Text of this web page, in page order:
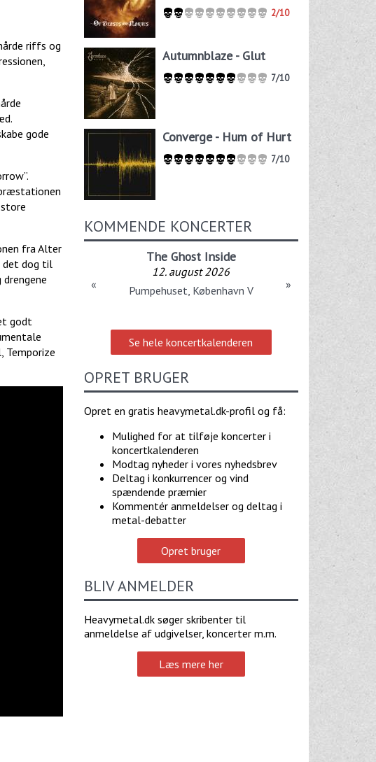
riffs og
gode
fra Alter
det dog til
godt
Temporize
2/10
Autumnblaze - Glut
7/10
Converge - Hum of Hurt
7/10
KOMMENDE KONCERTER
The Ghost Inside
12. august 2026
Pumpehuset, København V
« »
Se hele koncertkalenderen
OPRET BRUGER
Opret en gratis heavymetal.dk-profil og få:
Mulighed for at tilføje koncerter i
koncertkalenderen
Modtag nyheder i vores nyhedsbrev
Deltag i konkurrencer og vind
spændende præmier
Kommentér anmeldelser og deltag i
metal-debatter
Opret bruger
BLIV ANMELDER
Heavymetal.dk søger skribenter til
anmeldelse af udgivelser, koncerter m.m.
Læs mere her